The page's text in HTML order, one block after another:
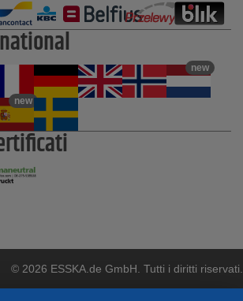
new
new
© 2026 ESSKA.de GmbH. Tutti i diritti riservati.